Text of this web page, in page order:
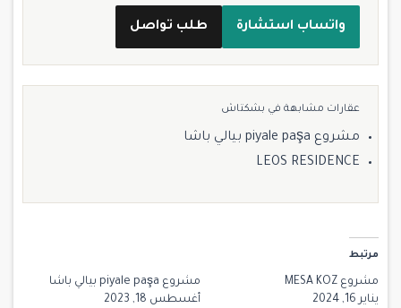
واتساب استشارة طلب تواصل
عقارات مشابهة في بشكتاش
مشروع piyale paşa بيالي باشا
LEOS RESIDENCE
مرتبط
مشروع MESA KOZ
يناير 16, 2024
مشروع piyale paşa بيالي باشا
أغسطس 18, 2023